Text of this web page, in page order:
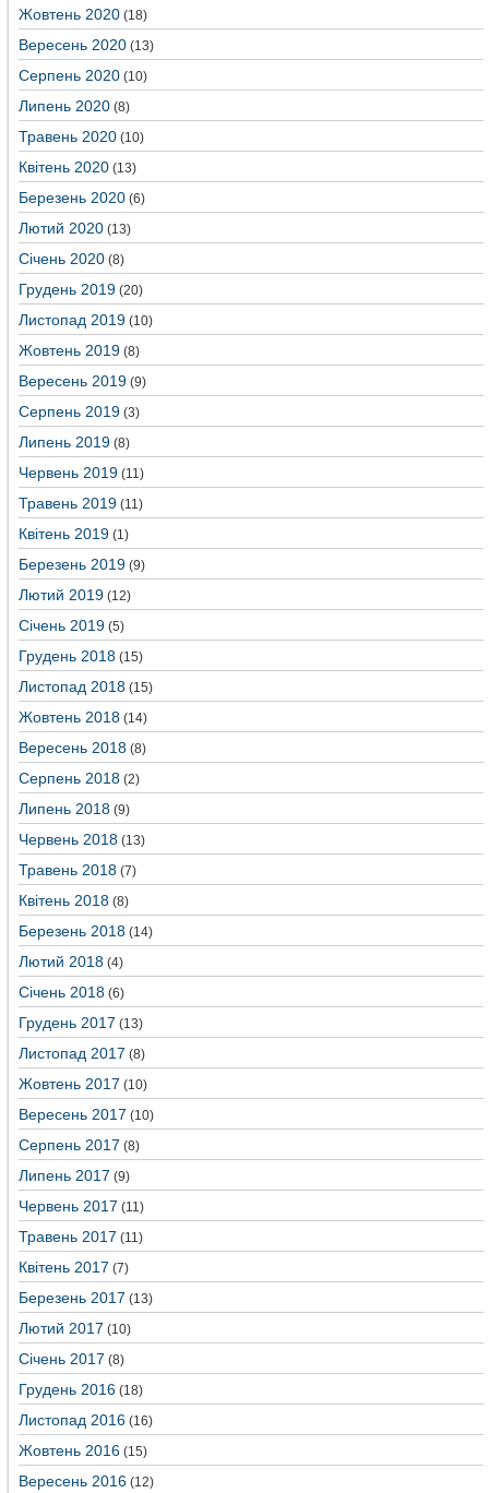
Жовтень 2020 (18)
Вересень 2020 (13)
Серпень 2020 (10)
Липень 2020 (8)
Травень 2020 (10)
Квітень 2020 (13)
Березень 2020 (6)
Лютий 2020 (13)
Січень 2020 (8)
Грудень 2019 (20)
Листопад 2019 (10)
Жовтень 2019 (8)
Вересень 2019 (9)
Серпень 2019 (3)
Липень 2019 (8)
Червень 2019 (11)
Травень 2019 (11)
Квітень 2019 (1)
Березень 2019 (9)
Лютий 2019 (12)
Січень 2019 (5)
Грудень 2018 (15)
Листопад 2018 (15)
Жовтень 2018 (14)
Вересень 2018 (8)
Серпень 2018 (2)
Липень 2018 (9)
Червень 2018 (13)
Травень 2018 (7)
Квітень 2018 (8)
Березень 2018 (14)
Лютий 2018 (4)
Січень 2018 (6)
Грудень 2017 (13)
Листопад 2017 (8)
Жовтень 2017 (10)
Вересень 2017 (10)
Серпень 2017 (8)
Липень 2017 (9)
Червень 2017 (11)
Травень 2017 (11)
Квітень 2017 (7)
Березень 2017 (13)
Лютий 2017 (10)
Січень 2017 (8)
Грудень 2016 (18)
Листопад 2016 (16)
Жовтень 2016 (15)
Вересень 2016 (12)